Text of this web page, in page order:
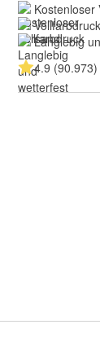
Kostenloser
Vollfarbdruck
Langlebig
4.9 (90.973)